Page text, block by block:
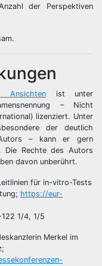
der Perspektiven
Ansichten ist unter
– Nicht
lizenziert. Unter
der deutlich
– kann er gern
Die Rechte des Autors
davon unberührt.
für in-vitro-Tests
https://eur-
122 1/4, 1/5
Merkel im